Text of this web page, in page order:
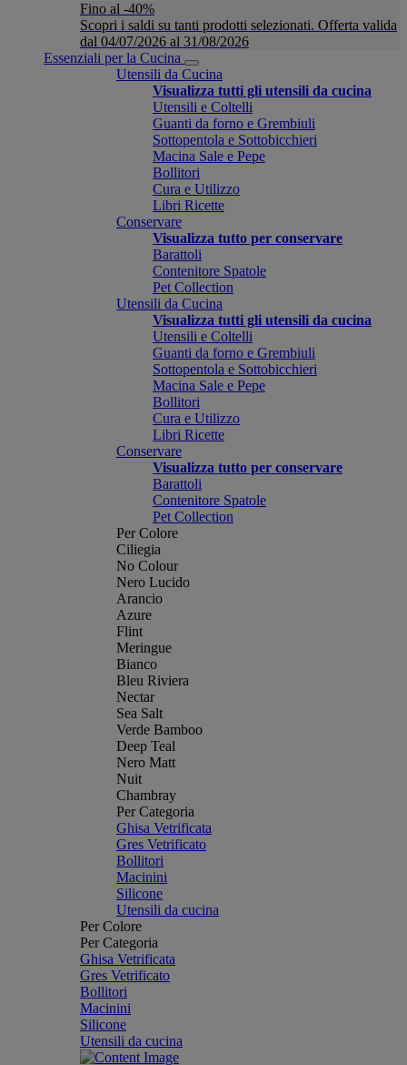
Fino al -40%
Scopri i saldi su tanti prodotti selezionati. Offerta valida
dal 04/07/2026 al 31/08/2026
Essenziali per la Cucina
Utensili da Cucina
Visualizza tutti gli utensili da cucina
Utensili e Coltelli
Guanti da forno e Grembiuli
Sottopentola e Sottobicchieri
Macina Sale e Pepe
Bollitori
Cura e Utilizzo
Libri Ricette
Conservare
Visualizza tutto per conservare
Barattoli
Contenitore Spatole
Pet Collection
Utensili da Cucina
Visualizza tutti gli utensili da cucina
Utensili e Coltelli
Guanti da forno e Grembiuli
Sottopentola e Sottobicchieri
Macina Sale e Pepe
Bollitori
Cura e Utilizzo
Libri Ricette
Conservare
Visualizza tutto per conservare
Barattoli
Contenitore Spatole
Pet Collection
Per Colore
Ciliegia
No Colour
Nero Lucido
Arancio
Azure
Flint
Meringue
Bianco
Bleu Riviera
Nectar
Sea Salt
Verde Bamboo
Deep Teal
Nero Matt
Nuit
Chambray
Per Categoria
Ghisa Vetrificata
Gres Vetrificato
Bollitori
Macinini
Silicone
Utensili da cucina
Per Colore
Per Categoria
Ghisa Vetrificata
Gres Vetrificato
Bollitori
Macinini
Silicone
Utensili da cucina